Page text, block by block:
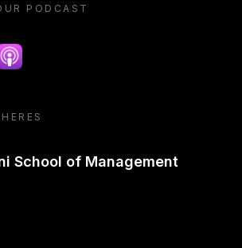
PODCAST
podcast
School of Management